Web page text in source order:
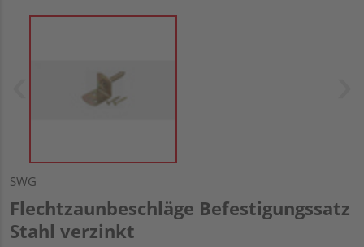
SWG
Flechtzaunbeschläge Befestigungssatz
Stahl verzinkt